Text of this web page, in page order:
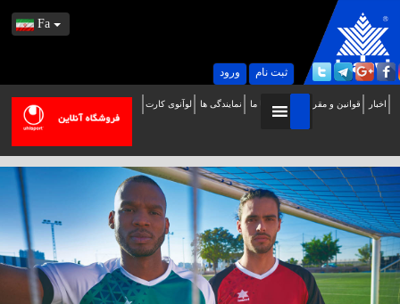
Fa
اخبار قوانین و مقررات تماس با ما نمایندگی ها لوآنوی کارت
ثبت نام ورود